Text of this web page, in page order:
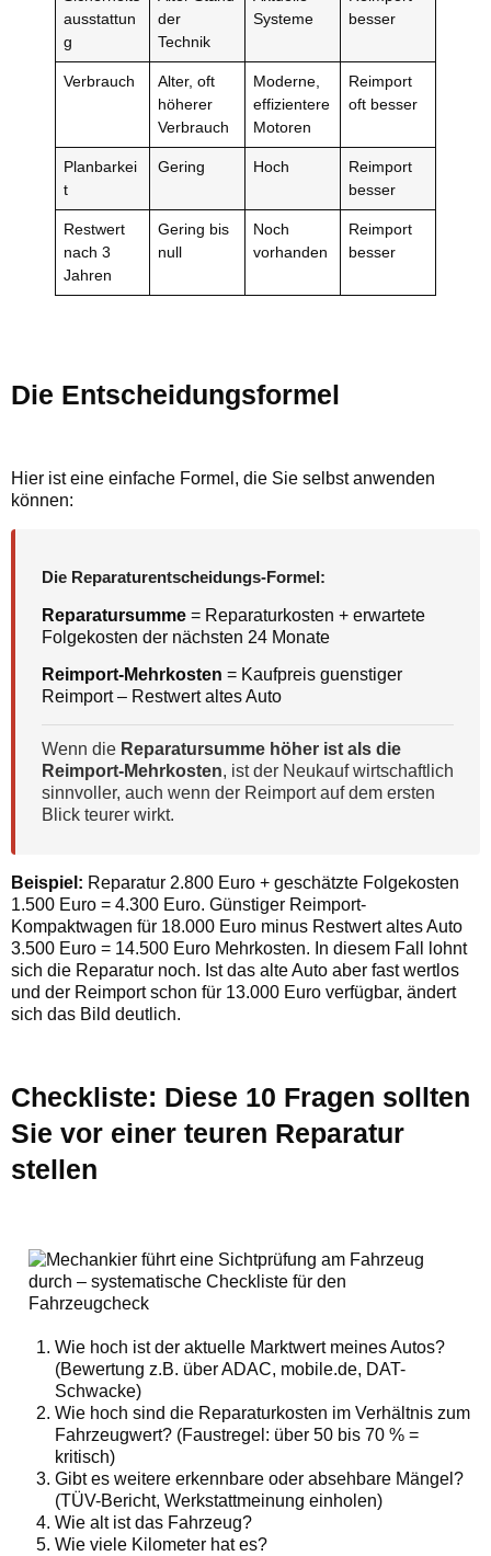
ausstattun
g
der
Technik
Systeme
besser
Verbrauch
Alter, oft
höherer
Verbrauch
Moderne,
effizientere
Motoren
Reimport
oft besser
Planbarkei
t
Gering Hoch
Reimport
besser
Restwert
nach 3
Jahren
Gering bis
null
Noch
vorhanden
Reimport
besser
Die Entscheidungsformel
Hier ist eine einfache Formel, die Sie selbst anwenden
können:
Die Reparaturentscheidungs-Formel:
Reparatursumme = Reparaturkosten + erwartete
Folgekosten der nächsten 24 Monate
Reimport-Mehrkosten = Kaufpreis guenstiger
Reimport – Restwert altes Auto
Wenn die Reparatursumme höher ist als die
Reimport-Mehrkosten, ist der Neukauf wirtschaftlich
sinnvoller, auch wenn der Reimport auf dem ersten
Blick teurer wirkt.
Beispiel: Reparatur 2.800 Euro + geschätzte Folgekosten
1.500 Euro = 4.300 Euro. Günstiger Reimport-
Kompaktwagen für 18.000 Euro minus Restwert altes Auto
3.500 Euro = 14.500 Euro Mehrkosten. In diesem Fall lohnt
sich die Reparatur noch. Ist das alte Auto aber fast wertlos
und der Reimport schon für 13.000 Euro verfügbar, ändert
sich das Bild deutlich.
Checkliste: Diese 10 Fragen sollten
Sie vor einer teuren Reparatur
stellen
Wie hoch ist der aktuelle Marktwert meines Autos?
(Bewertung z.B. über ADAC, mobile.de, DAT-
Schwacke)
Wie hoch sind die Reparaturkosten im Verhältnis zum
Fahrzeugwert? (Faustregel: über 50 bis 70 % =
kritisch)
Gibt es weitere erkennbare oder absehbare Mängel?
(TÜV-Bericht, Werkstattmeinung einholen)
Wie alt ist das Fahrzeug?
Wie viele Kilometer hat es?